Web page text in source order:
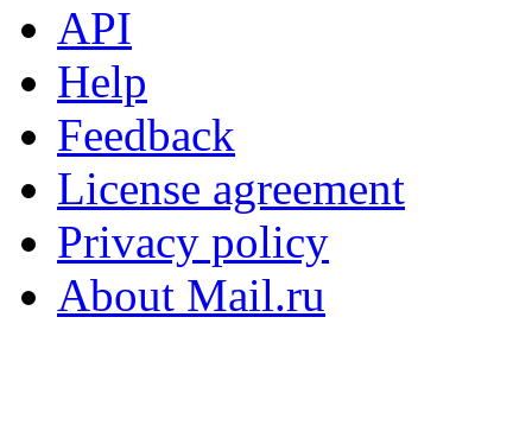
API
Help
Feedback
License agreement
Privacy policy
About Mail.ru